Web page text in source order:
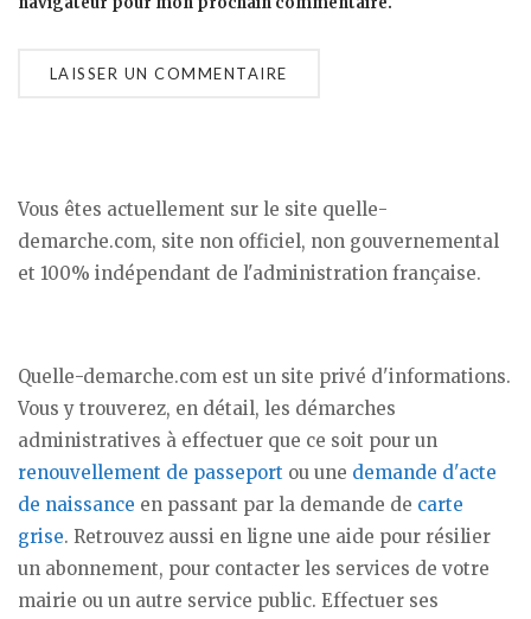
Vous êtes actuellement sur le site quelle-
demarche.com, site non officiel, non gouvernemental
et 100% indépendant de l'administration française.
Quelle-demarche.com est un site privé d'informations.
Vous y trouverez, en détail, les démarches
administratives à effectuer que ce soit pour un
renouvellement de passeport ou une demande d'acte
de naissance en passant par la demande de carte
grise. Retrouvez aussi en ligne une aide pour résilier
un abonnement, pour contacter les services de votre
mairie ou un autre service public. Effectuer ses